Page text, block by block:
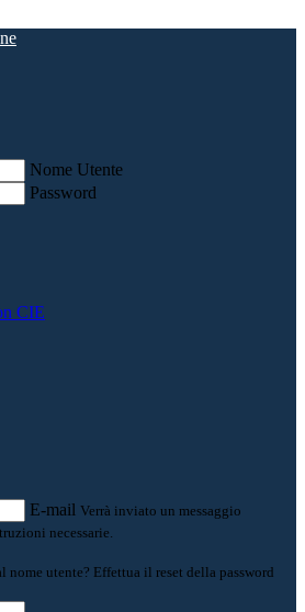
Nome Utente
Password
CIE
E-mail Verrà inviato un messaggio
necessarie.
nome utente? Effettua il reset della password